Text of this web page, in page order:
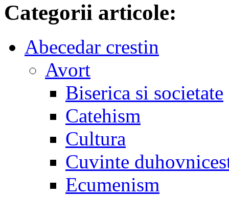
Categorii articole:
Abecedar crestin
Avort
Biserica si societate
Catehism
Cultura
Cuvinte
Ecumenism